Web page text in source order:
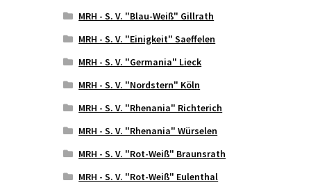
MRH - S. V. "Blau-Weiß" Gillrath
MRH - S. V. "Einigkeit" Saeffelen
MRH - S. V. "Germania" Lieck
MRH - S. V. "Nordstern" Köln
MRH - S. V. "Rhenania" Richterich
MRH - S. V. "Rhenania" Würselen
MRH - S. V. "Rot-Weiß" Braunsrath
MRH - S. V. "Rot-Weiß" Eulenthal